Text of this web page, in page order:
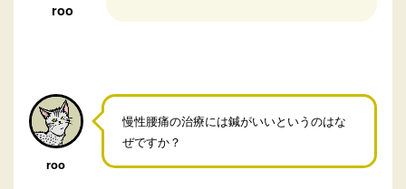
roo
roo
慢性腰痛の治療には鍼がいいというのはな
ぜですか？